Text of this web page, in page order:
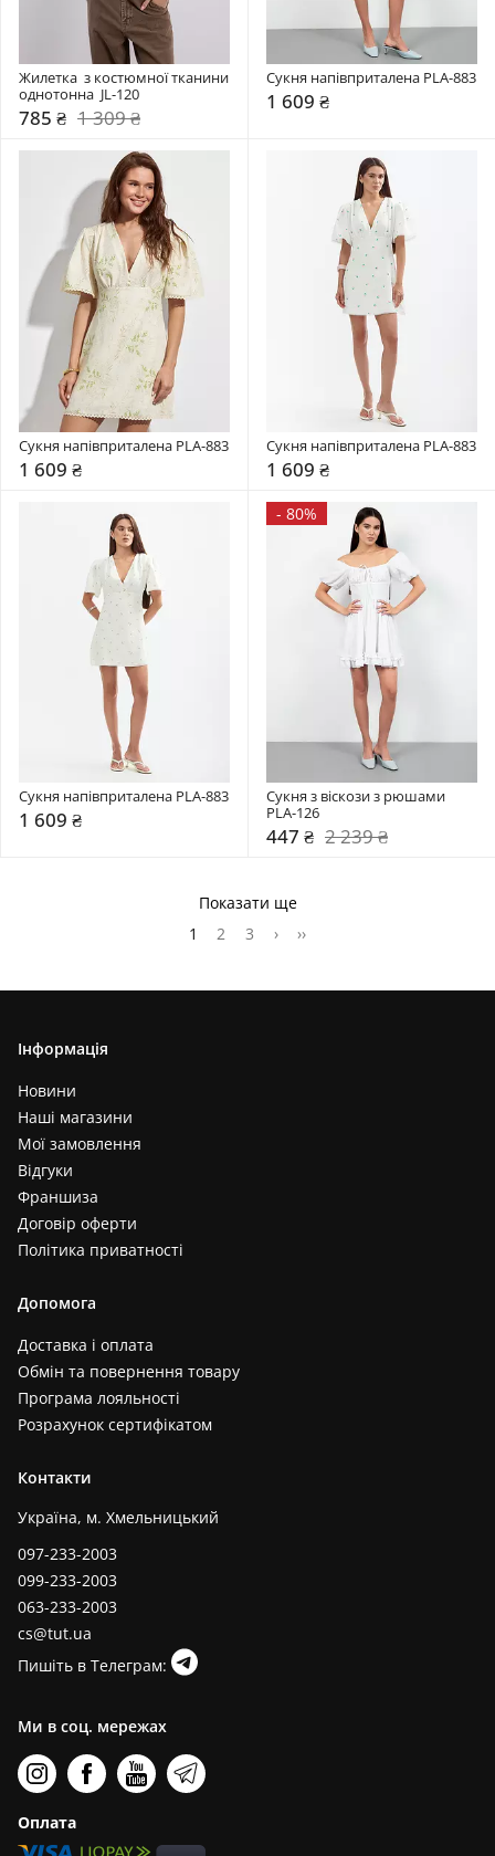
Жилетка  з костюмної тканини
однотонна  JL-120
785 ₴ 1 309 ₴
Сукня напівприталена PLA-883
1 609 ₴
Сукня напівприталена PLA-883
1 609 ₴
Сукня напівприталена PLA-883
1 609 ₴
Сукня напівприталена PLA-883
1 609 ₴
- 80%
Сукня з віскози з рюшами
PLA-126
447 ₴ 2 239 ₴
Показати ще
1
2 3 › ››
Інформація
Новини
Наші магазини
Мої замовлення
Відгуки
Франшиза
Договір оферти
Політика приватності
Допомога
Доставка і оплата
Обмін та повернення товару
Програма лояльності
Розрахунок сертифікатом
Контакти
Україна, м. Хмельницький
097-233-2003
099-233-2003
063-233-2003
cs@tut.ua
Пишіть в Телеграм:
Ми в соц. мережах
Оплата